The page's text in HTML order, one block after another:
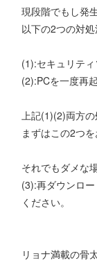
現段階でもし発
以下の2つの対処
(1):セキュリテ
(2):PCを一度再
上記(1)(2)両方
まずはこの2つ
それでもダメな場
(3):再ダウンロ
ください。
リョナ満載の骨